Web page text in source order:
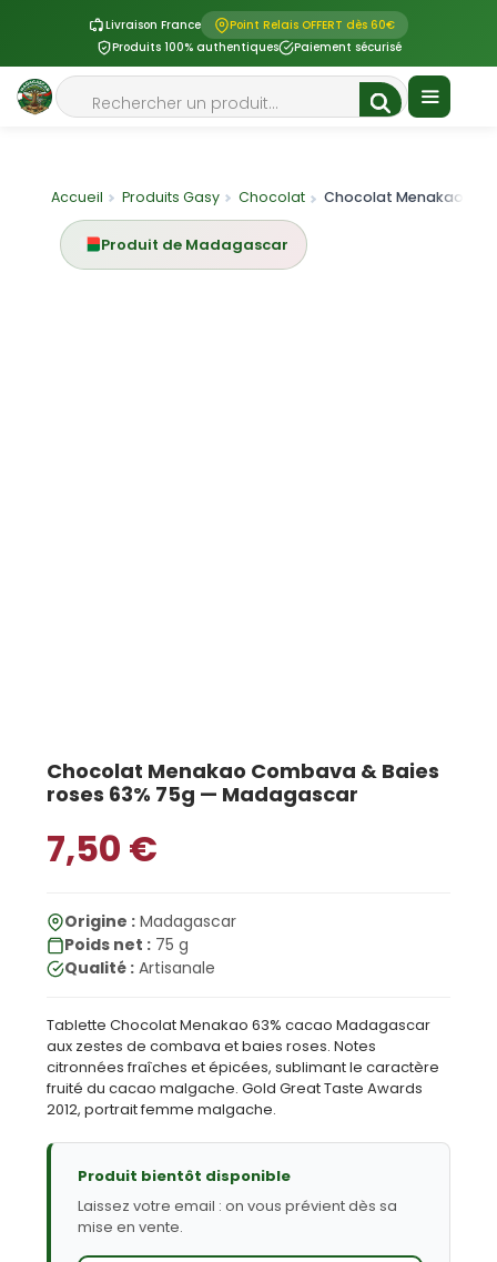
Livraison France
Point Relais OFFERT dès 60€
Produits 100% authentiques
Paiement sécurisé
Aller
au
contenu
Menu
Accueil Produits Gasy Chocolat Chocolat Menakao Combava &
Produit de Madagascar
Chocolat Menakao Combava & Baies
roses 63% 75g — Madagascar
7,50 €
Origine : Madagascar
Poids net : 75 g
Qualité : Artisanale
Tablette Chocolat Menakao 63% cacao Madagascar
aux zestes de combava et baies roses. Notes
citronnées fraîches et épicées, sublimant le caractère
fruité du cacao malgache. Gold Great Taste Awards
2012, portrait femme malgache.
Produit bientôt disponible
Laissez votre email : on vous prévient dès sa
mise en vente.